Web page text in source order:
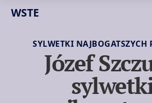
WSTE
SYLWETKI NAJBOGATSZYCH
Józef